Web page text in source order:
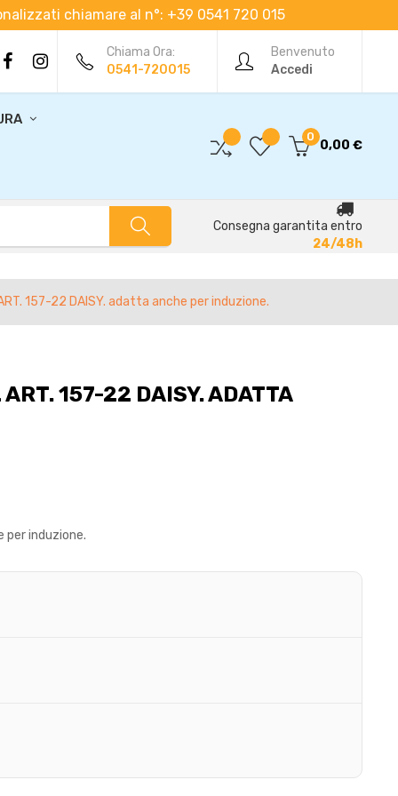
chiamare al n°: +39 0541 720 015
Benvenuto
Accedi
Chiama Ora:
0541-720015
0
0,00 €
Consegna garantita entro
24/48h
157-22 DAISY. adatta anche per induzione.
157-22 DAISY. ADATTA
per induzione.